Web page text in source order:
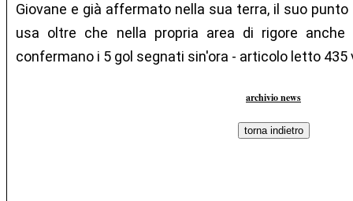
Giovane e già affermato nella sua terra, il suo
usa oltre che nella propria area di rigore anche
confermano i 5 gol segnati sin'ora - articolo letto 435
archivio news